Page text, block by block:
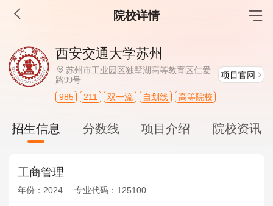
院校详情
MBA工商管理
院校库 考试报名 招生政策 学制学费
报名流程
考试真题
报考经验 招生简章
MEM工程管理
考试真题
报考经验
西安交通大学苏州
苏州市工业园区独墅湖高等教育区仁爱
路99号
项目官网
985 211 双一流 自划线 高等院校
招生信息 分数线 项目介绍 院校资讯
工商管理
年份： 2024 专业代码： 125100